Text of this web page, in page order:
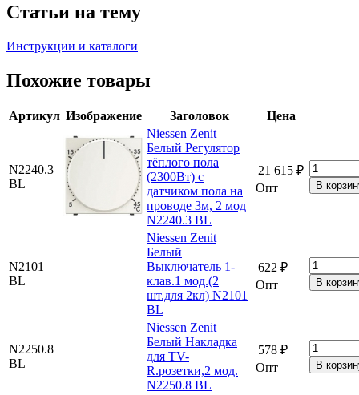
Статьи на тему
Инструкции и каталоги
Похожие товары
Артикул Изображение Заголовок Цена
N2240.3
BL
Niessen Zenit
Белый Регулятор
тёплого пола
(2300Вт) с
датчиком пола на
проводе 3м, 2 мод
N2240.3 BL
21 615 ₽
Опт
N2101
BL
Niessen Zenit
Белый
Выключатель 1-
клав.1 мод.(2
шт.для 2кл) N2101
BL
622 ₽
Опт
N2250.8
BL
Niessen Zenit
Белый Накладка
для TV-
R.розетки,2 мод.
N2250.8 BL
578 ₽
Опт